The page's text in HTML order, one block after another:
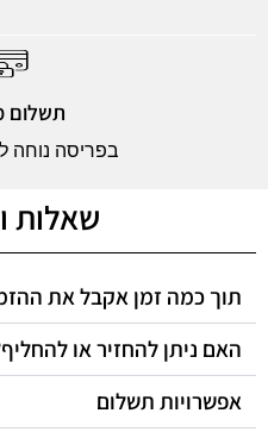
תשלום
בפריסה נוחה לעד 6
שאלות
תוך כמה זמן אקבל את
האם ניתן להחזיר או
אפשרויות תשלום